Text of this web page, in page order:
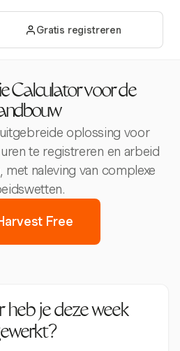
Gratis registreren
Calculator voor de
oplossing voor
te registreren en arbeid
naleving van complexe
Free
heb je deze week